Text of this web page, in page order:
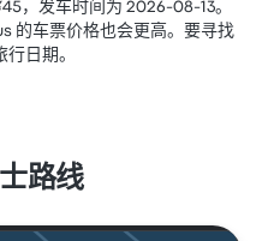
，发车时间为 2026-08-13。
的车票价格也会更高。要寻找
日期。
路线